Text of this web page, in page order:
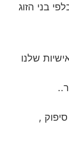
בני הזוג
שלנו
,